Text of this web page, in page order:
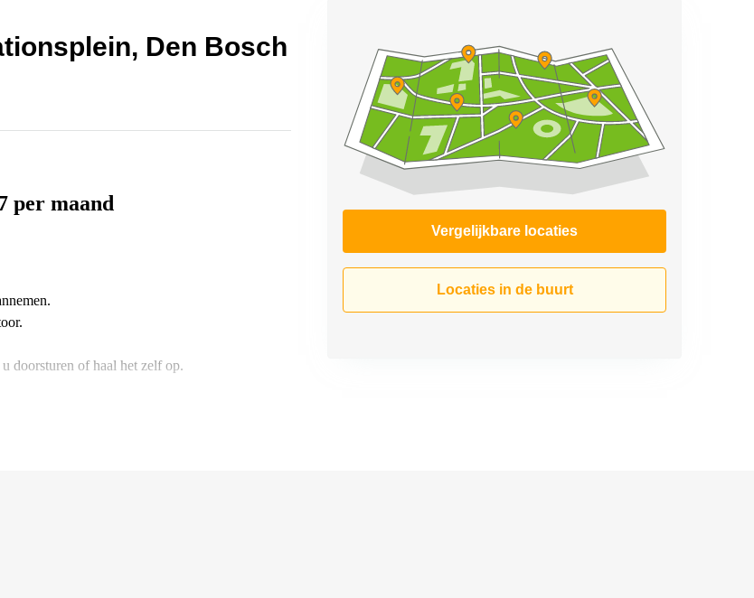
Den Bosch
Vergelijkbare locaties
Locaties in de buurt
per maand
doorsturen of haal het zelf op.